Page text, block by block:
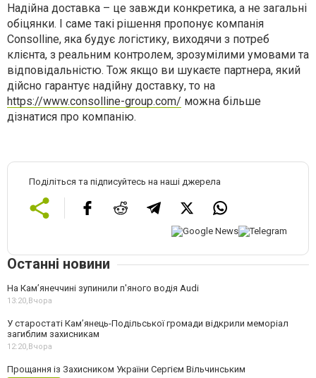
Надійна доставка – це завжди конкретика, а не загальні
обіцянки. І саме такі рішення пропонує компанія
Consolline, яка будує логістику, виходячи з потреб
клієнта, з реальним контролем, зрозумілими умовами та
відповідальністю. Тож якщо ви шукаєте партнера, який
дійсно гарантує надійну доставку, то на
https://www.consolline-group.com/ можна більше
дізнатися про компанію.
Поділіться та підписуйтесь на наші джерела
Останні новини
На Камʼянеччині зупинили п'яного водія Audi
13:20, Вчора
У старостаті Кам’янець-Подільської громади відкрили меморіал
загиблим захисникам
12:20, Вчора
Прощання із Захисником України Сергієм Вільчинським